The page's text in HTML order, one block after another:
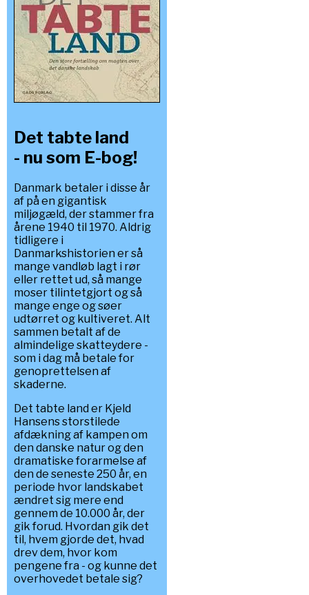
Det tabte land
- nu som E-bog!
Danmark betaler i disse år
af på en gigantisk
miljøgæld, der stammer fra
årene 1940 til 1970. Aldrig
tidligere i
Danmarkshistorien er så
mange vandløb lagt i rør
eller rettet ud, så mange
moser tilintetgjort og så
mange enge og søer
udtørret og kultiveret. Alt
sammen betalt af de
almindelige skatteydere -
som i dag må betale for
genoprettelsen af
skaderne.
Det tabte land er Kjeld
Hansens storstilede
afdækning af kampen om
den danske natur og den
dramatiske forarmelse af
den de seneste 250 år, en
periode hvor landskabet
ændret sig mere end
gennem de 10.000 år, der
gik forud. Hvordan gik det
til, hvem gjorde det, hvad
drev dem, hvor kom
pengene fra - og kunne det
overhovedet betale sig?